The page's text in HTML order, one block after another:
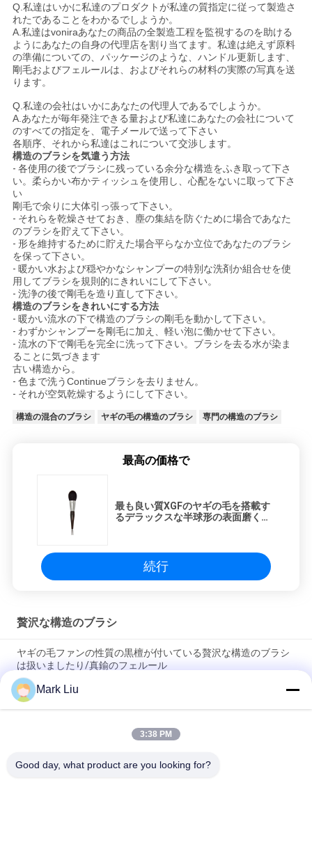
Q.私達はいかに私達のプロダクトが私達の質指定に従って製造さ
れたであることをわかるでしようか。
A.私達はvoniraあなたの商品の全製造工程を監視するのを助ける
ようにあなたの自身の代理店を割り当てます。私達は絶えず原料
の準備についての、パッケージのような、ハンドル更新します、
剛毛およびフェルールは、およびそれらの材料の実際の写真を送
ります。
Q.私達の会社はいかにあなたの代理人であるでしようか。
A.あなたが毎年発注できる量および私達にあなたの会社について
のすべての指定を、電子メールで送って下さい
各順序、それから私達はこれについて交渉します。
構造のブラシを気遣う方法
- 各使用の後でブラシに残っている余分な構造をふき取って下さ
い。柔らかい布かティッシュを使用し、心配をないに取って下さ
い
剛毛で余りに大体引っ張って下さい。
- それらを乾燥させておき、塵の集結を防ぐために場合であなた
のブラシを貯えて下さい。
- 形を維持するために貯えた場合平らなか立位であなたのブラシ
を保って下さい。
- 暖かい水および穏やかなシャンプーの特別な洗剤か組合せを使
用してブラシを規則的にきれいにして下さい。
- 洗浄の後で剛毛を造り直して下さい。
構造のブラシをきれいにする方法
- 暖かい流水の下で構造のブラシの剛毛を動かして下さい。
- わずかシャンプーを剛毛に加え、軽い泡に働かせて下さい。
- 流水の下で剛毛を完全に洗って下さい。ブラシを去る水が染ま
ることに気づきます
古い構造から。
- 色まで洗うContinueブラシを去りません。
- それが空気乾燥するようにして下さい。
構造の混合のブラシ ヤギの毛の構造のブラシ 専門の構造のブラシ
最高の価格で
最も良い質XGFのヤギの毛を搭載す
るデラックスな半球形の表面磨くブ
続行
贅沢な構造のブラシ
ヤギの毛ファンの性質の黒檀が付いている贅沢な構造のブラシ
は扱いましたり/真鍮のフェルール
柔らかく、密な焦茶XGFのヤギの毛を驚かせることの贅沢な斜
めの粉の構造のブラシ
超デラックスな性質のクロテンの毛を搭載する贅沢な芸術家の
Mark Liu
3:38 PM
Good day, what product are you looking for?